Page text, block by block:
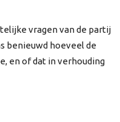
vragen van de partij
benieuwd hoeveel de
en of dat in verhouding